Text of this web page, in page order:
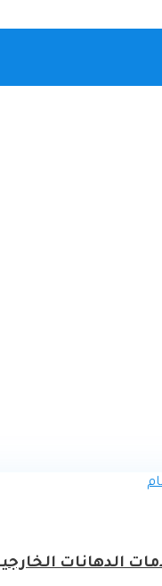
الدهانات